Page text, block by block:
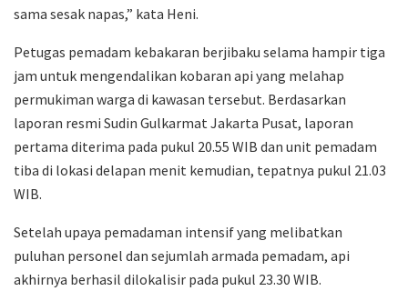
sama sesak napas,” kata Heni.
Petugas pemadam kebakaran berjibaku selama hampir tiga
jam untuk mengendalikan kobaran api yang melahap
permukiman warga di kawasan tersebut. Berdasarkan
laporan resmi Sudin Gulkarmat Jakarta Pusat, laporan
pertama diterima pada pukul 20.55 WIB dan unit pemadam
tiba di lokasi delapan menit kemudian, tepatnya pukul 21.03
WIB.
Setelah upaya pemadaman intensif yang melibatkan
puluhan personel dan sejumlah armada pemadam, api
akhirnya berhasil dilokalisir pada pukul 23.30 WIB.